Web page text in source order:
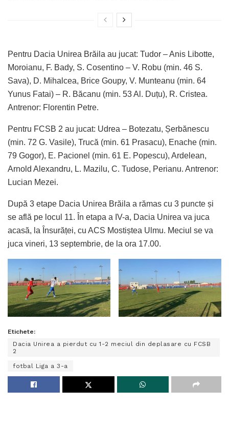
Pentru Dacia Unirea Brăila au jucat: Tudor – Anis Libotte,
Moroianu, F. Bady, S. Cosentino – V. Robu (min. 46 S.
Sava), D. Mihalcea, Brice Goupy, V. Munteanu (min. 64
Yunus Fatai) – R. Băcanu (min. 53 Al. Duțu), R. Cristea.
Antrenor: Florentin Petre.
Pentru FCSB 2 au jucat: Udrea – Botezatu, Șerbănescu
(min. 72 G. Vasile), Trucă (min. 61 Prasacu), Enache (min.
79 Gogor), E. Pacionel (min. 61 E. Popescu), Ardelean,
Arnold Alexandru, L. Mazilu, C. Tudose, Perianu. Antrenor:
Lucian Mezei.
După 3 etape Dacia Unirea Brăila a rămas cu 3 puncte și
se află pe locul 11. În etapa a IV-a, Dacia Unirea va juca
acasă, la Însurăței, cu ACS Mostiștea Ulmu. Meciul se va
juca vineri, 13 septembrie, de la ora 17.00.
Etichete:
Dacia Unirea a pierdut cu 1-2 meciul din deplasare cu FCSB
2
fotbal Liga a 3-a